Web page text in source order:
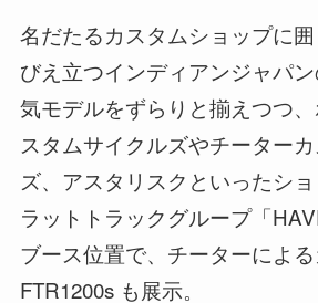
名だたるカスタムショップに
びえ立つインディアンジャパ
気モデルをずらりと揃えつつ
スタムサイクルズやチーター
ズ、アスタリスクといったシ
ラットトラックグループ「
ブース位置で、チーターによ
FTR1200s も展示。